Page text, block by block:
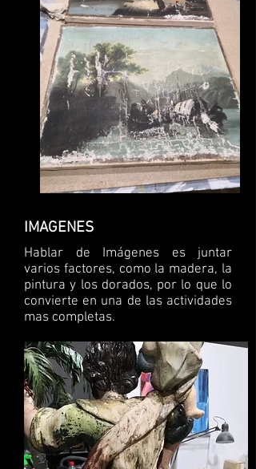
IMAGENES
Hablar de Imágenes es juntar
varios factores, como la madera, la
pintura y los dorados, por lo que lo
convierte en una de las actividades
mas completas.